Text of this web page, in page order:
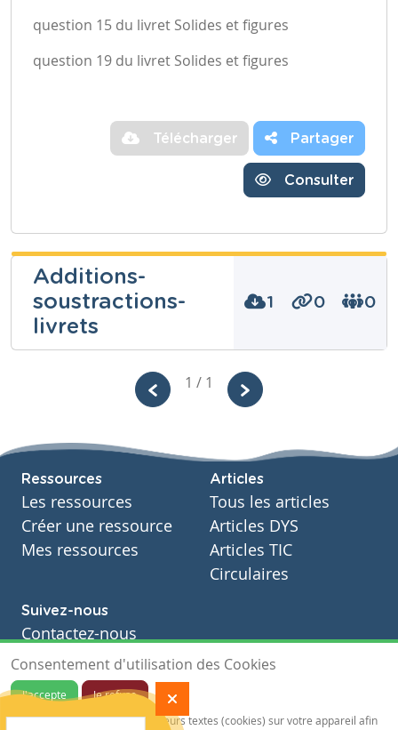
question 15 du livret Solides et figures
question 19 du livret Solides et figures
Télécharger Partager
Consulter
Additions-
soustractions-
livrets
1 0 0
Fondamental
Mathématiques
Année
Primaire – Deuxième année
Tags
livrets
1 / 1
Ressources
Les ressources
Créer une ressource
Mes ressources
Articles
Tous les articles
Articles DYS
Articles TIC
Circulaires
Suivez-nous
Contactez-nous
Soutien scolaire
Notre page Facebook
S'inscrire à notre newsletter
Consentement d'utilisation des Cookies
J'accepte
Je refuse
Notre site sauvegarde des traceurs textes (cookies) sur votre appareil afin